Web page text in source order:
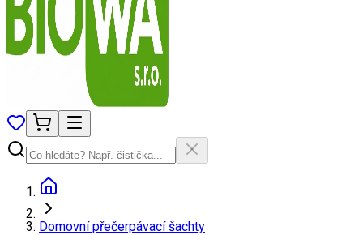
Domovní přečerpávací šachty